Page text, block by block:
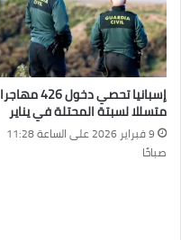
إسبانيا تحصي دخول 426 مهاجرا
متسللا لسبتة المحتلة في يناير
9 فبراير 2026 على الساعة 11:28
صباحًا